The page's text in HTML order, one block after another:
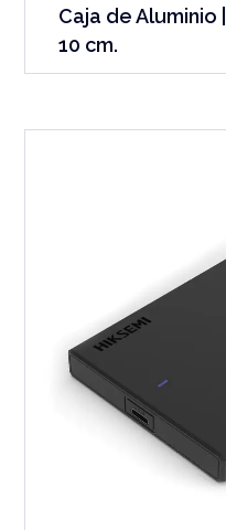
Caja de
10 cm.